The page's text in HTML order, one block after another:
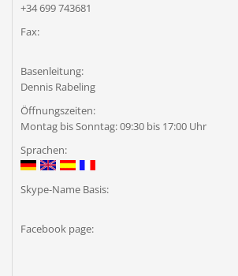
+34 699 743681
Fax:
Basenleitung:
Dennis Rabeling
Öffnungszeiten:
Montag bis Sonntag: 09:30 bis 17:00 Uhr
Sprachen:
Skype-Name Basis:
Facebook page: